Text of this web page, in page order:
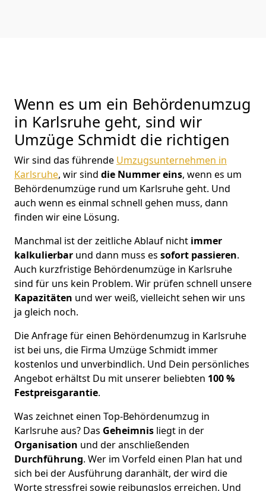
Wenn es um ein Behördenumzug
in Karlsruhe geht, sind wir
Umzüge Schmidt die richtigen
Wir sind das führende Umzugsunternehmen in
Karlsruhe, wir sind die Nummer eins, wenn es um
Behördenumzüge rund um Karlsruhe geht. Und
auch wenn es einmal schnell gehen muss, dann
finden wir eine Lösung.
Manchmal ist der zeitliche Ablauf nicht immer
kalkulierbar und dann muss es sofort passieren.
Auch kurzfristige Behördenumzüge in Karlsruhe
sind für uns kein Problem. Wir prüfen schnell unsere
Kapazitäten und wer weiß, vielleicht sehen wir uns
ja gleich noch.
Die Anfrage für einen Behördenumzug in Karlsruhe
ist bei uns, die Firma Umzüge Schmidt immer
kostenlos und unverbindlich. Und Dein persönliches
Angebot erhältst Du mit unserer beliebten 100 %
Festpreisgarantie.
Was zeichnet einen Top-Behördenumzug in
Karlsruhe aus? Das Geheimnis liegt in der
Organisation und der anschließenden
Durchführung. Wer im Vorfeld einen Plan hat und
sich bei der Ausführung daranhält, der wird die
Worte stressfrei sowie reibungslos erreichen. Und